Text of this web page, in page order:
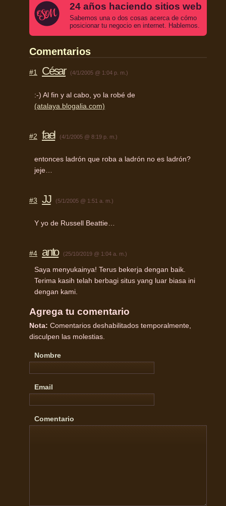
24 años haciendo sitios web
Sabemos una o dos cosas acerca de cómo
posicionar tu negocio en internet. Hablemos.
Comentarios
#1 César (4/1/2005 @ 1:04 p. m.)
:-) Al fin y al cabo, yo la robé de
(atalaya.blogalia.com)
#2 fael (4/1/2005 @ 8:19 p. m.)
entonces ladrón que roba a ladrón no es ladrón?
jeje…
#3 JJ (5/1/2005 @ 1:51 a. m.)
Y yo de Russell Beattie…
#4 anto (25/10/2019 @ 1:04 a. m.)
Saya menyukainya! Terus bekerja dengan baik.
Terima kasih telah berbagi situs yang luar biasa ini
dengan kami.
Agrega tu comentario
Nota: Comentarios deshabilitados temporalmente,
disculpen las molestias.
Nombre
Email
Comentario